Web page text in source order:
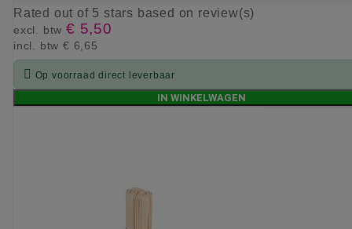
Rated out of 5 stars based on review(s)
excl. btw € 5,50
incl. btw € 6,65
 Op voorraad direct leverbaar
IN WINKELWAGEN